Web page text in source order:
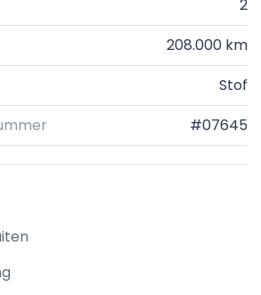
2
208.000 km
Stof
#07645